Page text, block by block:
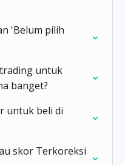
'Belum pilih
untuk
banget?
untuk beli di
skor Terkoreksi